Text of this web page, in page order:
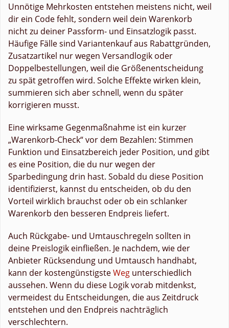
Unnötige Mehrkosten entstehen meistens nicht, weil
dir ein Code fehlt, sondern weil dein Warenkorb
nicht zu deiner Passform- und Einsatzlogik passt.
Häufige Fälle sind Variantenkauf aus Rabattgründen,
Zusatzartikel nur wegen Versandlogik oder
Doppelbestellungen, weil die Größenentscheidung
zu spät getroffen wird. Solche Effekte wirken klein,
summieren sich aber schnell, wenn du später
korrigieren musst.
Eine wirksame Gegenmaßnahme ist ein kurzer
„Warenkorb-Check“ vor dem Bezahlen: Stimmen
Funktion und Einsatzbereich jeder Position, und gibt
es eine Position, die du nur wegen der
Sparbedingung drin hast. Sobald du diese Position
identifizierst, kannst du entscheiden, ob du den
Vorteil wirklich brauchst oder ob ein schlanker
Warenkorb den besseren Endpreis liefert.
Auch Rückgabe- und Umtauschregeln sollten in
deine Preislogik einfließen. Je nachdem, wie der
Anbieter Rücksendung und Umtausch handhabt,
kann der kostengünstigsteWeg unterschiedlich
aussehen. Wenn du diese Logik vorab mitdenkst,
vermeidest du Entscheidungen, die aus Zeitdruck
entstehen und den Endpreis nachträglich
verschlechtern.